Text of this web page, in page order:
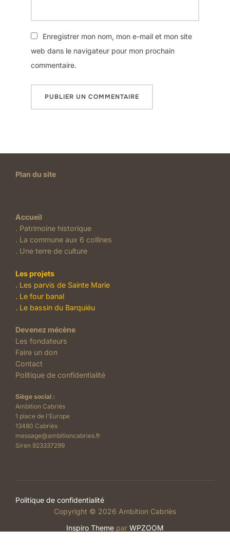
Enregistrer mon nom, mon e-mail et mon site
web dans le navigateur pour mon prochain
commentaire.
Plan du site
Accueil
. Patrimoine historique
. La commune aux 6 collines
. Une terre de culture
Les projets
. Les parvis de Sainte Marie
. Le four banal
. Le bassin du Barquiéu
Devenez mécène
Les fondateurs
Faire un don
Contact
Politique de confidentialité
Siège social :
Ambition Cabriès
1 place de l'Europe
13480 Cabriès
message@ambitioncabries.fr
Siren 923337299
Politique de confidentialité
Copyright © 2026 Ambition Cabriès
Inspiro Theme par WPZOOM